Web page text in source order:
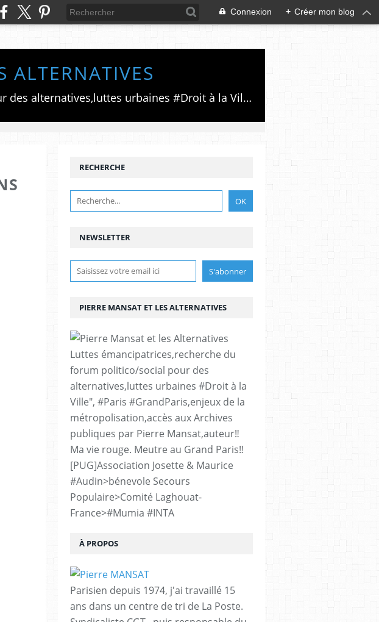
Connexion + Créer mon blog
ALTERNATIVES
Luttes émancipatrices,recherche du forum politico/social pour des alternatives,luttes urbaines #Droit à la Ville", #Paris #GrandParis,enjeux de la métropolisation,accès aux Archives publiques par Pierre Mansat,auteur‼️Ma vie rouge. Meutre au Grand Paris‼️[PUG]Association Josette & Maurice #Audin>bénevole Secours Populaire>Comité Laghouat-France>#Mumia #INTA
NEWSLETTER
RECHERCHE
PIERRE MANSAT ET LES ALTERNATIVES
Luttes émancipatrices,recherche du
forum politico/social pour des
alternatives,luttes urbaines #Droit à la
Ville", #Paris #GrandParis,enjeux de la
métropolisation,accès aux Archives
publiques par Pierre Mansat,auteur‼️
Ma vie rouge. Meutre au Grand Paris‼️
[PUG]Association Josette & Maurice
#Audin>bénevole Secours
Populaire>Comité Laghouat-
France>#Mumia #INTA
À PROPOS
Parisien depuis 1974, j'ai travaillé 15
ans dans un centre de tri de La Poste.